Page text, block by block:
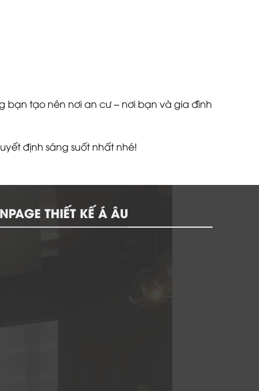
bạn tạo nên nơi an cư – nơi bạn và gia đình
định sáng suốt nhất nhé!
THIẾT KẾ Á ÂU